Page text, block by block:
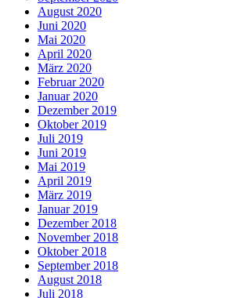
August 2020
Juni 2020
Mai 2020
April 2020
März 2020
Februar 2020
Januar 2020
Dezember 2019
Oktober 2019
Juli 2019
Juni 2019
Mai 2019
April 2019
März 2019
Januar 2019
Dezember 2018
November 2018
Oktober 2018
September 2018
August 2018
Juli 2018